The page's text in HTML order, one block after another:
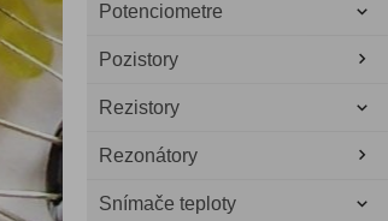
Potenciometre
Pozistory
Rezistory
Rezonátory
Snímače teploty